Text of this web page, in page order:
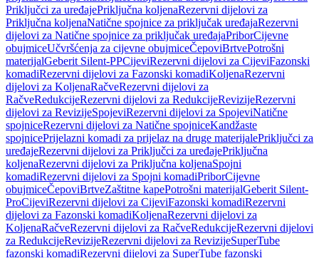
Priključci za uređajePriključna koljenaRezervni dijelovi za
Priključna koljenaNatične spojnice za priključak uređajaRezervni
dijelovi za Natične spojnice za priključak uređajaPriborCijevne
obujmiceUčvršćenja za cijevne obujmiceČepoviBrtvePotrošni
materijalGeberit Silent-PPCijeviRezervni dijelovi za CijeviFazonski
komadiRezervni dijelovi za Fazonski komadiKoljenaRezervni
dijelovi za KoljenaRačveRezervni dijelovi za
RačveRedukcijeRezervni dijelovi za RedukcijeRevizijeRezervni
dijelovi za RevizijeSpojeviRezervni dijelovi za SpojeviNatične
spojniceRezervni dijelovi za Natične spojniceKandžaste
spojnicePrijelazni komadi za prijelaz na druge materijalePriključci za
uređajeRezervni dijelovi za Priključci za uređajePriključna
koljenaRezervni dijelovi za Priključna koljenaSpojni
komadiRezervni dijelovi za Spojni komadiPriborCijevne
obujmiceČepoviBrtveZaštitne kapePotrošni materijalGeberit Silent-
ProCijeviRezervni dijelovi za CijeviFazonski komadiRezervni
dijelovi za Fazonski komadiKoljenaRezervni dijelovi za
KoljenaRačveRezervni dijelovi za RačveRedukcijeRezervni dijelovi
za RedukcijeRevizijeRezervni dijelovi za RevizijeSuperTube
fazonski komadiRezervni dijelovi za SuperTube fazonski